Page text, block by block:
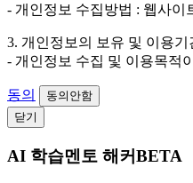
- 개인정보 수집방법 : 웹사이
3. 개인정보의 보유 및 이용기
- 개인정보 수집 및 이용목적
동의
동의안함
닫기
AI 학습멘토 해커BETA